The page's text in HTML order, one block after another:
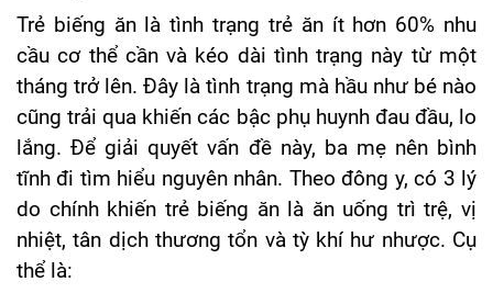
Trẻ biếng ăn là tình trạng trẻ ăn ít hơn 60% nhu
cầu cơ thể cần và kéo dài tình trạng này từ một
tháng trở lên. Đây là tình trạng mà hầu như bé nào
cũng trải qua khiến các bậc phụ huynh đau đầu, lo
lắng. Để giải quyết vấn đề này, ba mẹ nên bình
tĩnh đi tìm hiểu nguyên nhân. Theo đông y, có 3 lý
do chính khiến trẻ biếng ăn là ăn uống trì trệ, vị
nhiệt, tân dịch thương tổn và tỳ khí hư nhược. Cụ
thể là: